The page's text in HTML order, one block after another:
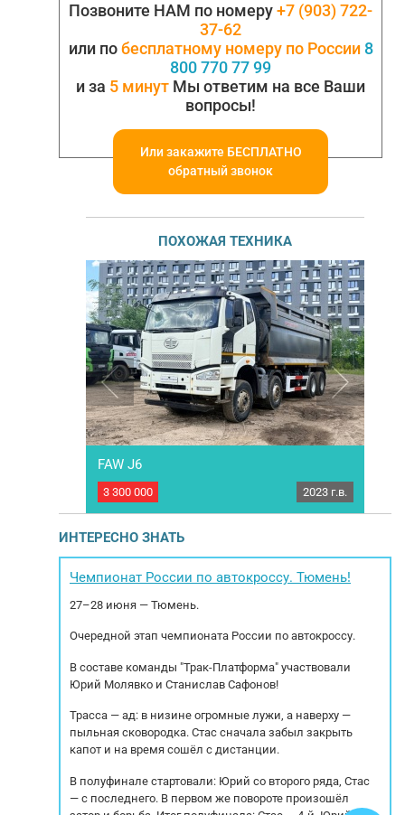
Позвоните НАМ по номеру+7 (903) 722-
37-62
или побесплатному номеру по России 8
800 770 77 99
и за 5 минут Мы ответим на все Ваши
вопросы!
Или закажите БЕСПЛАТНО
обратный звонок
ПОХОЖАЯ ТЕХНИКА
МКПП ZF16
Грузовик- самосвал FAW J6 . Колёсная
FAW J6
3 300 000 2023 г.в.
ИНТЕРЕСНО ЗНАТЬ
Чемпионат России по автокроссу. Тюмень!
27–28 июня — Тюмень.
Очередной этап чемпионата России по автокроссу.
В составе команды "Трак-Платформа" участвовали
Юрий Молявко и Станислав Сафонов!
Трасса — ад: в низине огромные лужи, а наверху —
пыльная сковородка. Стас сначала забыл закрыть
капот и на время сошёл с дистанции.
В полуфинале стартовали: Юрий со второго ряда, Стас
— с последнего. В первом же повороте произошёл